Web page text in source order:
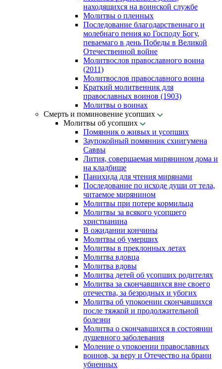
находящихся на воинской службе
Молитвы о пленных
Последование благодарственнаго и
молебнаго пения ко Господу Богу,
певаемаго в день Победы в Великой
Отечественной войне
Молитвослов православного воина
(2011)
Молитвослов православного воина
Краткий молитвенник для
православных воинов (1903)
Молитвы о воинах
Смерть и поминовение усопших
Молитвы об усопших
Помянник о живых и усопших
Заупокойный помянник схиигумена
Саввы
Лития, совершаемая мирянином дома и
на кладбище
Панихида для чтения мирянами
Последование по исходе души от тела,
читаемое мирянином
Молитвы при потере кормильца
Молитвы за всякого усопшего
христианина
В ожидании кончины
Молитвы об умерших
Молитвы в преклонных летах
Молитва вдовца
Молитва вдовы
Молитва детей об усопших родителях
Молитва за скончавшихся вне своего
отечества, за безродных и убогих
Молитва об упокоении скончавшихся
после тяжкой и продолжительной
болезни
Молитва о скончавшихся в состоянии
душевного заболевания
Моление о упокоении православных
воинов, за веру и Отечество на брани
убиенных